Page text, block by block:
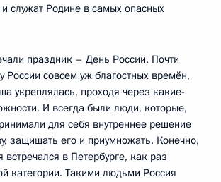
служат Родине в самых опасных
праздник – День России. Почти
России совсем уж благостных времён,
укреплялась, проходя через какие-
И всегда были люди, которые,
для себя внутреннее решение
защищать его и приумножать. Конечно,
в Петербурге, как раз
категории. Такими людьми Россия